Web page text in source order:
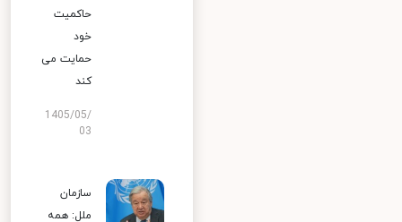
حاکمیت
خود
حمایت می
کند
1405/05/
03
سازمان
ملل: همه